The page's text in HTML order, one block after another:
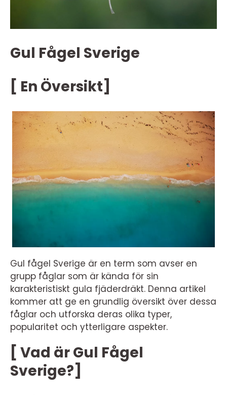
Gul Fågel Sverige
[ En Översikt]
Gul fågel Sverige är en term som avser en
grupp fåglar som är kända för sin
karakteristiskt gula fjäderdräkt. Denna artikel
kommer att ge en grundlig översikt över dessa
fåglar och utforska deras olika typer,
popularitet och ytterligare aspekter.
[ Vad är Gul Fågel
Sverige?]